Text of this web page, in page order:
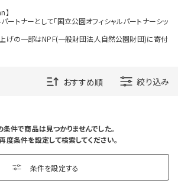
ートナーとして「国立公園オフィシャルパートナーシッ
げの一部はNPF(一般財団法人自然公園財団)に寄付
絞り込み
条件で商品は見つかりませんでした。
度条件を設定して検索してください。
条件を設定する